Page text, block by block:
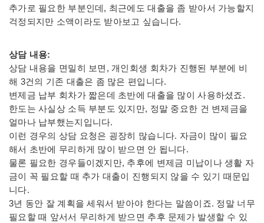
추가로 필요한 부분인데, 최근에도 대출을 좀 받아서 가능할지
걱정되지만 소액이라도 받아보고 싶습니다.
상담 내용:
상담 내용을 면밀히 보면, 개인회생 회차가 진행된 부분에 비
해 3건의 기존 대출은 좀 많은 편입니다.
변제금 납부 회차가 짧은데 초반에 대출을 많이 사용하셨죠.
한도는 사실상 소득 부분도 있지만, 정말 중요한 건 변제금을
얼마나 납부했는지입니다.
이런 경우의 상담 요청은 굉장히 많습니다. 자금이 많이 필요
해서 초반에 무리하게 많이 받으면 안 됩니다.
물론 필요한 경우들이겠지만, 추후에 변제금 미납이나 생활 자
금이 꼭 필요할 때 추가 대출이 진행되지 않을 수 있기 때문입
니다.
3년 동안 잘 계획을 세워서 받아야 한다는 말씀이죠. 정말 너무
필요할 때 앞서서 무리하게 받으면 추후 문제가 발생할 수 있